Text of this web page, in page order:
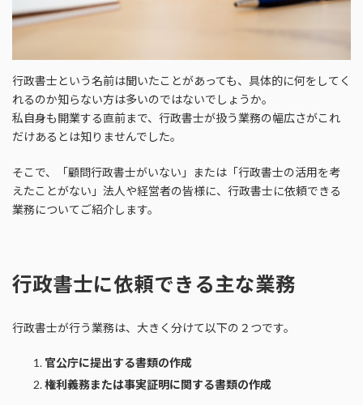
行政書士という名前は聞いたことがあっても、具体的に何をしてく
れるのか知らない方は多いのではないでしょうか。
私自身も開業する直前まで、行政書士が扱う業務の幅広さがこれ
だけあるとは知りませんでした。
そこで、「顧問行政書士がいない」または「行政書士の活用を考
えたことがない」法人や経営者の皆様に、行政書士に依頼できる
業務についてご紹介します。
行政書士に依頼できる主な業務
行政書士が行う業務は、大きく分けて以下の２つです。
官公庁に提出する書類の作成
権利義務または事実証明に関する書類の作成